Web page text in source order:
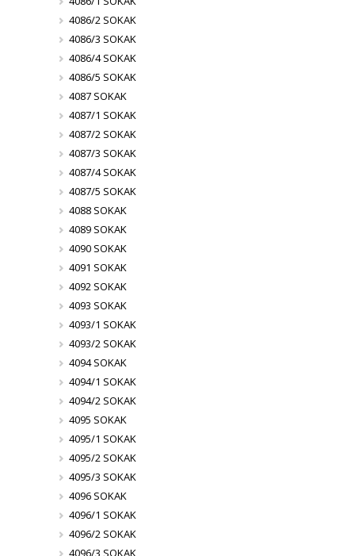
4086/2 SOKAK
4086/3 SOKAK
4086/4 SOKAK
4086/5 SOKAK
4087 SOKAK
4087/1 SOKAK
4087/2 SOKAK
4087/3 SOKAK
4087/4 SOKAK
4087/5 SOKAK
4088 SOKAK
4089 SOKAK
4090 SOKAK
4091 SOKAK
4092 SOKAK
4093 SOKAK
4093/1 SOKAK
4093/2 SOKAK
4094 SOKAK
4094/1 SOKAK
4094/2 SOKAK
4095 SOKAK
4095/1 SOKAK
4095/2 SOKAK
4095/3 SOKAK
4096 SOKAK
4096/1 SOKAK
4096/2 SOKAK
4096/3 SOKAK